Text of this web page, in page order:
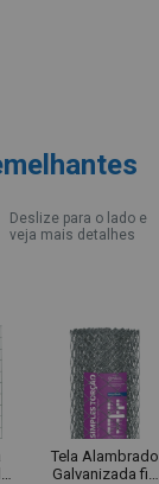
Deslize para o lado e
veja mais detalhes
Tela Alambrado
Galvanizada fio